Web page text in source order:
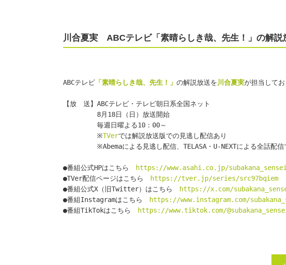
川合夏実 ABCテレビ「素晴らしき哉、先生！」の解説
ABCテレビ 「素晴らしき哉、先生！」 の解説放送を川合夏実が担当してお
【放　送】ABCテレビ・テレビ朝日系全国ネット
8月18日（日）放送開始
毎週日曜よる10：00～
※TVerでは解説放送版での見逃し配信あり
※Abemaによる見逃し配信、TELASA・U-NEXTによる全話配信で
●番組公式HPはこちら
https://www.asahi.co.jp/
●TVer配信ページはこちら
https://tver.jp/series/src97bqiem
●番組公式X（旧Twitter）はこちら
https://x.com/
●番組Instagramはこちら
https://www.instagram.com/
●番組TikTokはこちら
https://www.tiktok.com/